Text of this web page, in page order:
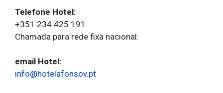
Telefone Hotel:
+351 234 425 191
Chamada para rede fixa nacional.
email Hotel:
info@hotelafonsov.pt